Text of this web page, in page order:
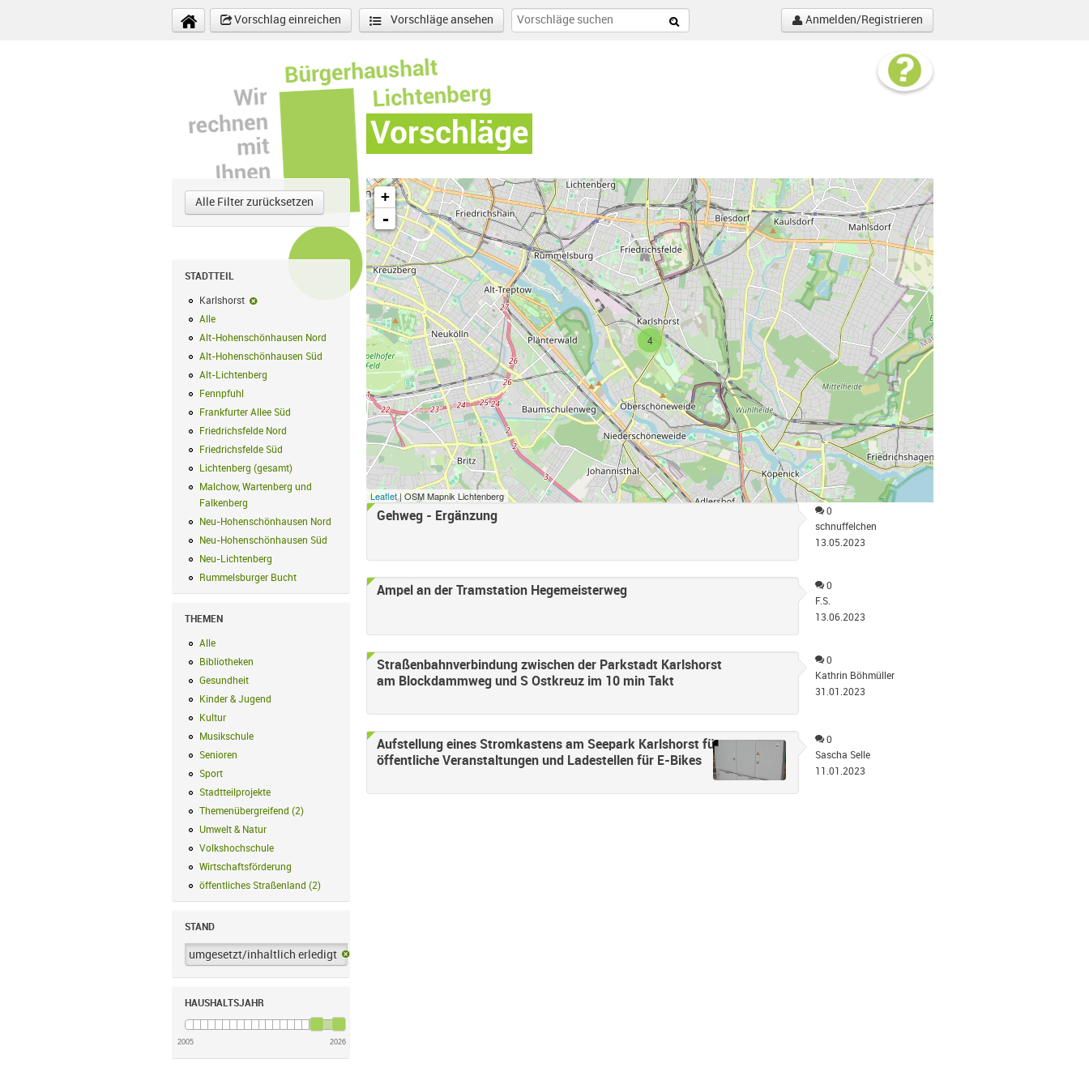
Vorschlag einreichen
Vorschläge ansehen Anmelden/Registrieren
Vorschläge
Alle Filter zurücksetzen
STADTTEIL
Karlshorst
Karlshorst-Filter entfernen
Alle
Alt-Hohenschönhausen Nord
Alt-Hohenschönhausen Nord Filter anwenden
Alt-Hohenschönhausen Süd
Alt-Hohenschönhausen Süd Filter anwenden
Alt-Lichtenberg Alt-Lichtenberg Filter anwenden
Fennpfuhl
Frankfurter Allee Süd
Frankfurter Allee Süd Filter anwenden
Friedrichsfelde Nord
Friedrichsfelde Nord Filter anwenden
Friedrichsfelde Süd
Friedrichsfelde Süd Filter anwenden
Lichtenberg (gesamt) Lichtenberg (gesamt) Filter anwenden
Malchow, Wartenberg und
Falkenberg Malchow, Wartenberg und Falkenberg Filter anwenden
Neu-Hohenschönhausen Nord
Neu-Hohenschönhausen Nord Filter anwenden
Neu-Hohenschönhausen Süd
Neu-Lichtenberg Neu-Lichtenberg Filter anwenden
Rummelsburger Bucht Rummelsburger Bucht Filter anwenden
THEMEN
Alle
Bibliotheken Bibliotheken Filter anwenden
Gesundheit
Kinder & Jugend
Kultur
Musikschule Musikschule Filter anwenden
Senioren
Sport
Stadtteilprojekte Stadtteilprojekte Filter anwenden
Themenübergreifend (2)
Umwelt & Natur
Volkshochschule
Wirtschaftsförderung
öffentliches Straßenland (2)
STAND
umgesetzt/inhaltlich erledigt
HAUSHALTSJAHR
2005 2026
4
+
-
Leaflet| OSM Mapnik Lichtenberg
Gehweg - Ergänzung
0
schnuffelchen
13.05.2023
Ampel an der Tramstation Hegemeisterweg
0
F.S.
13.06.2023
Straßenbahnverbindung zwischen der Parkstadt Karlshorst
am Blockdammweg und S Ostkreuz im 10 min Takt
0
Kathrin Böhmüller
31.01.2023
Aufstellung eines Stromkastens am Seepark Karlshorst für
öffentliche Veranstaltungen und Ladestellen für E-Bikes
0
Sascha Selle
11.01.2023